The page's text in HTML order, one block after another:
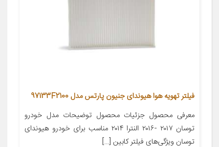
فیلتر تهویه هوا هیوندای جنیون پارتس مدل 97133F2100
معرفی محصول جزئیات محصول توضیحات مدل خودرو
توسان ۲۰۱۷ -۲۰۱۶ النترا ۲۰۱۴ مناسب برای خودرو هیوندای
توسان ویژگی‌های فیلتر کابین […]